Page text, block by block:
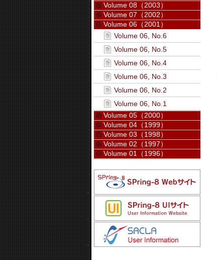
Volume 08（2003）
Volume 07（2002）
Volume 06（2001）
Volume 06, No.6
Volume 06, No.5
Volume 06, No.4
Volume 06, No.3
Volume 06, No.2
Volume 06, No.1
Volume 05（2000）
Volume 04（1999）
Volume 03（1998）
Volume 02（1997）
Volume 01（1996）